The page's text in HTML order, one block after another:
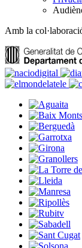
Amb la